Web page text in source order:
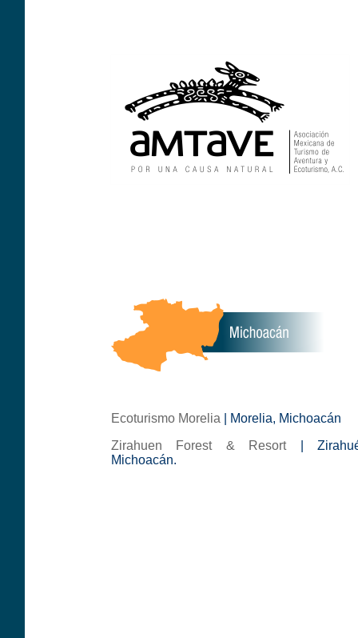
Ecoturismo Morelia | Morelia, Michoacán
Zirahuen Forest & Resort|
Michoacán.